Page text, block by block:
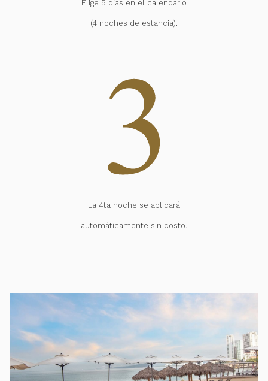
Elige 5 días en el calendario
(4 noches de estancia).
La 4ta noche se aplicará
automáticamente sin costo.